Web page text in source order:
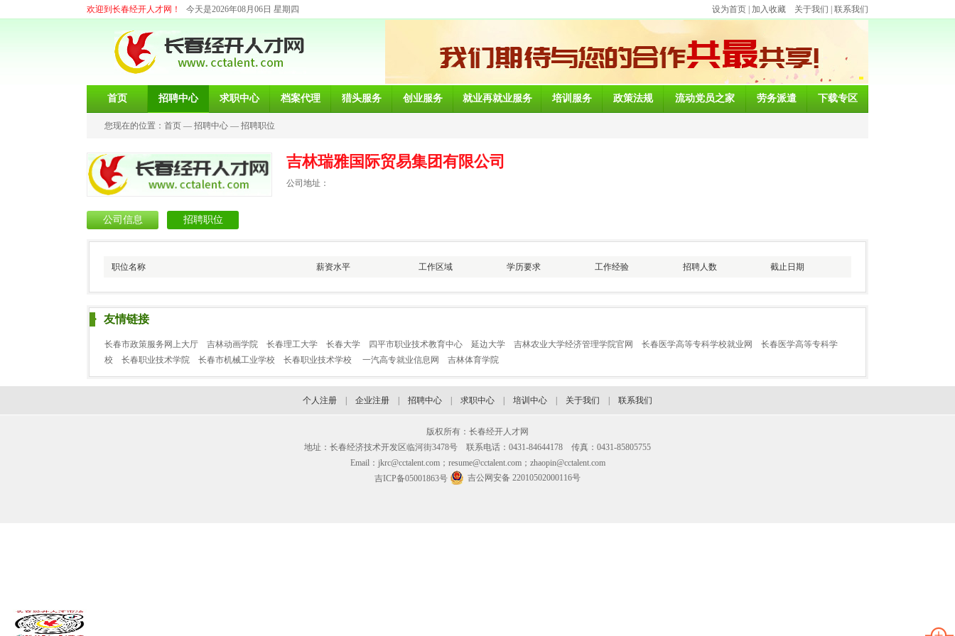
欢迎到长春经开人才网！ 今天是2026年08月06日 星期四 设为首页 加入收藏 关于我们 联系我们
首页 招聘中心 求职中心 档案代理 猎头服务 创业服务 就业再就业服务 培训服务 政策法规 流动党员之家 劳务派遣 下载专区
您现在的位置： 首页 — 招聘中心 — 招聘职位
吉林瑞雅国际贸易集团有限公司
公司地址：
公司信息 招聘职位
职位名称 薪资水平 工作区域 学历要求 工作经验 招聘人数 截止日期
友情链接
长春市政策服务网上大厅 吉林动画学院 长春理工大学 长春大学 四平市职业技术教育中心 延边大学 吉林农业大学经济管理学院官网 长春医学高等专科学校就业网
长春医学高等专科学
校
长春职业技术学院 长春市机械工业学校 长春职业技术学校 一汽高专就业信息网 吉林体育学院
个人注册 企业注册 招聘中心 求职中心 培训中心 关于我们 联系我们
版权所有：长春经开人才网
地址：长春经济技术开发区临河街3478号 联系电话：0431-84644178 传真：0431-85805755
Email：jkrc@cctalent.com；resume@cctalent.com；zhaopin@cctalent.com
吉ICP备05001863号
吉公网安备 22010502000116号